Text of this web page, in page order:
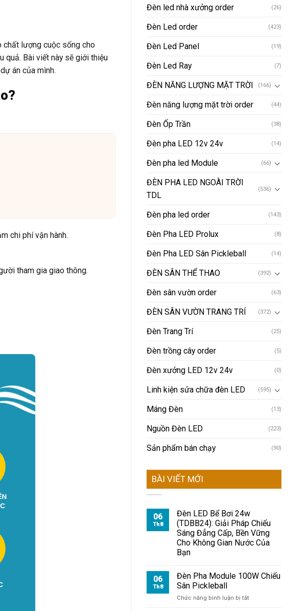
chất lượng cuộc sống cho
quả. Bài viết này sẽ giới thiệu
án của mình.
chi phí vận hành.
tham gia giao thông.
Đèn led nhà xưởng order (26)
Đèn Led order (423)
Đèn Led Panel (19)
Đèn Led Ray (7)
ĐÈN NĂNG LƯỢNG MẶT TRỜI (166)
Đèn năng lượng mặt trời order (44)
Đèn Ốp Trần (38)
Đèn pha LED 12v 24v (14)
Đèn pha led Module (66)
ĐÈN PHA LED NGOÀI TRỜI
TDL
(536)
Đèn pha led order (143)
Đèn Pha LED Prolux (8)
Đèn Pha LED Sân Pickleball (14)
ĐÈN SÂN THỂ THAO (392)
Đèn sân vườn order (63)
ĐÈN SÂN VƯỜN TRANG TRÍ (372)
Đèn Trang Trí (25)
Đèn trồng cây order (5)
Đèn xưởng LED 12v 24v (0)
Linh kiện sửa chữa đèn LED (595)
Máng Đèn (13)
Nguồn Đèn LED (223)
Sản phẩm bán chạy (90)
BÀI VIẾT MỚI
06
Th8
Đèn LED Bể Bơi 24w
(TDBB24): Giải Pháp Chiếu
Sáng Đẳng Cấp, Bền Vững
Cho Không Gian Nước Của
Bạn
06
Th8
Đèn Pha Module 100W Chiếu
Sân Pickleball
Chức năng bình luận bị tắt